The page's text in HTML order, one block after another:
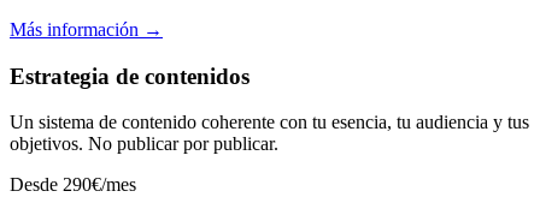
Más información →
Estrategia de contenidos
Un sistema de contenido coherente con tu esencia, tu audiencia y tus
objetivos. No publicar por publicar.
Desde 290€/mes